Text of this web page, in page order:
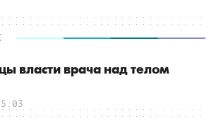
власти врача над телом